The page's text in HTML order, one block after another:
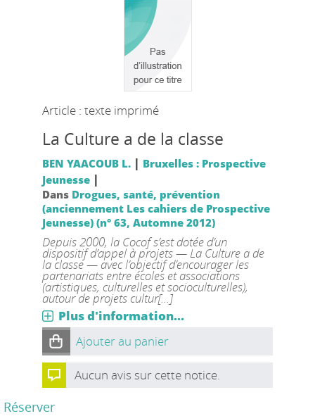
Article : texte imprimé
La Culture a de la classe
BEN YAACOUB L. | Bruxelles : Prospective
Jeunesse|
Dans Drogues, santé, prévention
(anciennement Les cahiers de Prospective
Jeunesse) (n° 63, Automne 2012)
Depuis 2000, la Cocof s’est dotée d’un
dispositif d’appel à projets — La Culture a de
la classe — avec l’objectif d’encourager les
partenariats entre écoles et associations
(artistiques, culturelles et socioculturelles),
autour de projets cultur[...]
Plus d'information...
Ajouter au panier
Aucun avis sur cette notice.
Réserver